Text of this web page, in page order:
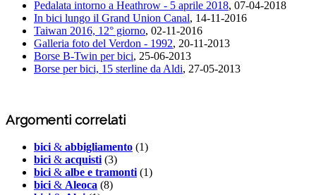
Pedalata intorno a Heathrow - 5 aprile 2018, 07-04-2018
In bici lungo il Grand Union Canal, 14-11-2016
Taiwan 2016, 12° giorno, 02-11-2016
Galleria foto del Verdon - 1992, 20-11-2013
Borse B-Twin per bici, 25-06-2013
Borse per bici, 15 sterline da Aldi, 27-05-2013
Argomenti correlati
bici & abbigliamento (1)
bici & acquisti (3)
bici & albe e tramonti (1)
bici & Aleoca (8)